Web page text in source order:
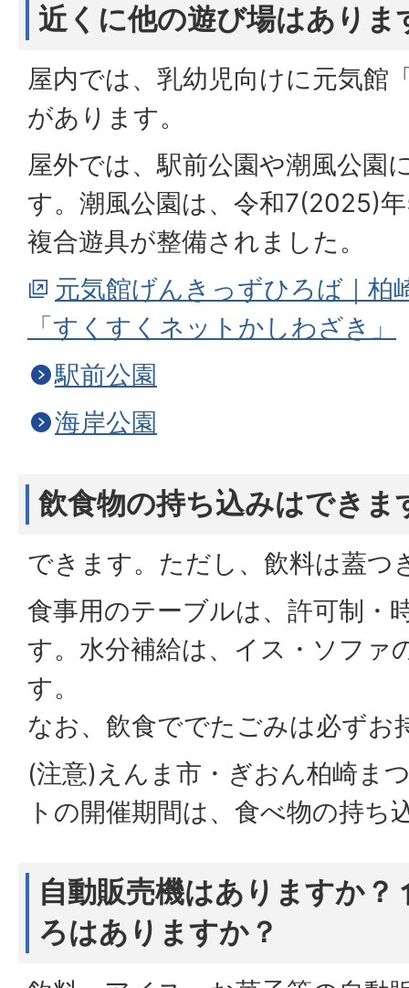
近くに他の遊び場はありま
屋内では、乳幼児向けに元気館
があります。
屋外では、駅前公園や潮風公園
す。潮風公園は、令和7(2025)
複合遊具が整備されました。
元気館げんきっずひろば｜柏
「すくすくネットかしわざき」
駅前公園
海岸公園
飲食物の持ち込みはできま
できます。ただし、飲料は蓋つ
食事用のテーブルは、許可制・
す。水分補給は、イス・ソファ
す。
なお、飲食ででたごみは必ずお
(注意)えんま市・ぎおん柏崎ま
トの開催期間は、食べ物の持ち
自動販売機はありますか？
ろはありますか？